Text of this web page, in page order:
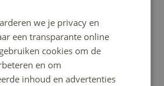
we je privacy en
een transparante online
cookies om de
en om
inhoud en advertenties